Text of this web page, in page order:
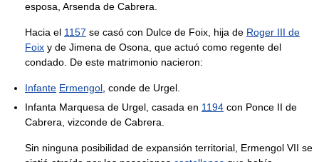
esposa, Arsenda de Cabrera.
Hacia el 1157 se casó con Dulce de Foix, hija de Roger III de
Foix y de Jimena de Osona, que actuó como regente del
condado. De este matrimonio nacieron:
Infante Ermengol , conde de Urgel.
Infanta Marquesa de Urgel, casada en 1194 con Ponce II de
Cabrera, vizconde de Cabrera.
Sin ninguna posibilidad de expansión territorial, Ermengol VII se